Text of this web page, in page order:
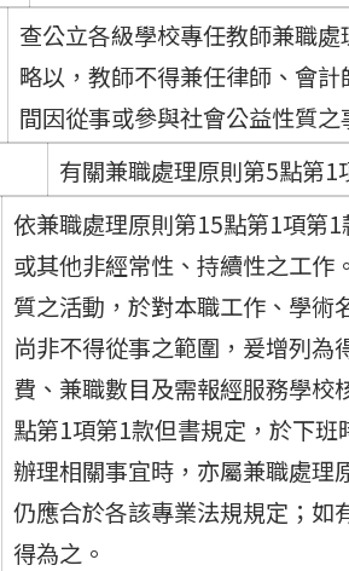
查公立各級學校專任教師兼職
略以，教師不得兼任律師、會
間因從事或參與社會公益性質
有關兼職處理原則第5點第1
依兼職處理原則第15點第1項第
或其他非經常性、持續性之工作
質之活動，於對本職工作、學術
尚非不得從事之範圍，爰增列
費、兼職數目及需報經服務學校
點第1項第1款但書規定，於下
辦理相關事宜時，亦屬兼職處理
仍應合於各該專業法規規定；如
得為之。